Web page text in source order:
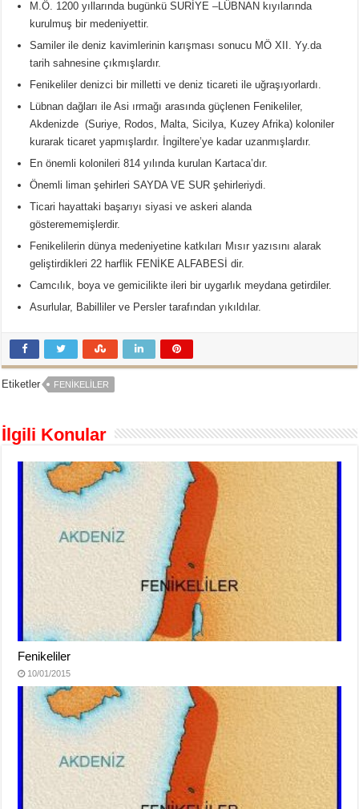
M.Ö. 1200 yıllarında bugünkü SURİYE –LÜBNAN kıyılarında
kurulmuş bir medeniyettir.
Samiler ile deniz kavimlerinin karışması sonucu MÖ XII. Yy.da
tarih sahnesine çıkmışlardır.
Fenikeliler denizci bir milletti ve deniz ticareti ile uğraşıyorlardı.
Lübnan dağları ile Asi ırmağı arasında güçlenen Fenikeliler,
Akdenizde (Suriye, Rodos, Malta, Sicilya, Kuzey Afrika) koloniler
kurarak ticaret yapmışlardır. İngiltere’ye kadar uzanmışlardır.
En önemli kolonileri 814 yılında kurulan Kartaca’dır.
Önemli liman şehirleri SAYDA VE SUR şehirleriydi.
Ticari hayattaki başarıyı siyasi ve askeri alanda
gösterememişlerdir.
Fenikelilerin dünya medeniyetine katkıları Mısır yazısını alarak
geliştirdikleri 22 harflik FENİKE ALFABESİ dir.
Camcılık, boya ve gemicilikte ileri bir uygarlık meydana getirdiler.
Asurlular, Babilliler ve Persler tarafından yıkıldılar.
Etiketler FENIKELILER
İlgili Konular
Fenikeliler
10/01/2015